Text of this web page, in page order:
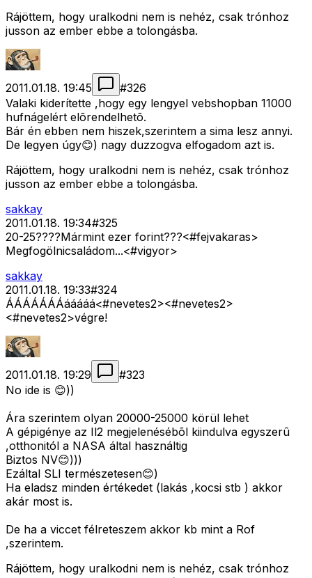
Rájöttem, hogy uralkodni nem is nehéz, csak trónhoz
jusson az ember ebbe a tolongásba.
2011.01.18. 19:45 #326
Valaki kiderítette ,hogy egy lengyel vebshopban 11000
hufnágelért elõrendelhetõ.
Bár én ebben nem hiszek,szerintem a sima lesz annyi.
De legyen úgy😊) nagy duzzogva elfogadom azt is.
Rájöttem, hogy uralkodni nem is nehéz, csak trónhoz
jusson az ember ebbe a tolongásba.
sakkay
2011.01.18. 19:34#325
20-25????Mármint ezer forint???<#fejvakaras>
Megfogölnicsaládom...<#vigyor>
sakkay
2011.01.18. 19:33#324
ÁÁÁÁÁÁÁááááá<#nevetes2><#nevetes2>
<#nevetes2>végre!
2011.01.18. 19:29 #323
No ide is 😊))
Ára szerintem olyan 20000-25000 körül lehet
A gépigénye az Il2 megjelenésébõl kiindulva egyszerû
,otthonitól a NASA által használtig
Biztos NV😊)))
Ezáltal SLI természetesen😊)
Ha eladsz minden értékedet (lakás ,kocsi stb ) akkor
akár most is.
De ha a viccet félreteszem akkor kb mint a Rof
,szerintem.
Rájöttem, hogy uralkodni nem is nehéz, csak trónhoz